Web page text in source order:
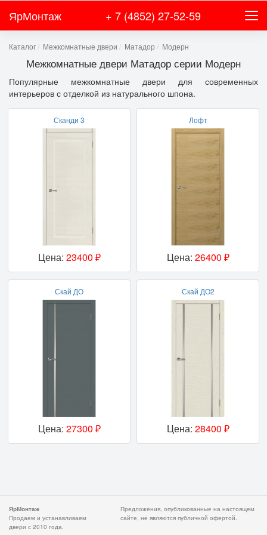
ЯрМонтаж + 7 (4852) 27-52-59
Каталог Межкомнатные двери Матадор Модерн
Межкомнатные двери Матадор серии Модерн
Популярные межкомнатные двери для современных
интерьеров с отделкой из натурального шпона.
Сканди 3
Цена: 23400 ₽
Лофт
Цена: 26400 ₽
Скай ДО
Цена: 27300 ₽
Скай ДО2
Цена: 28400 ₽
ЯрМонтаж
Продаем и устанавливаем
двери с 2010 года.
Предложения, опубликованные на настоящем
сайте, не являются публичной офертой.